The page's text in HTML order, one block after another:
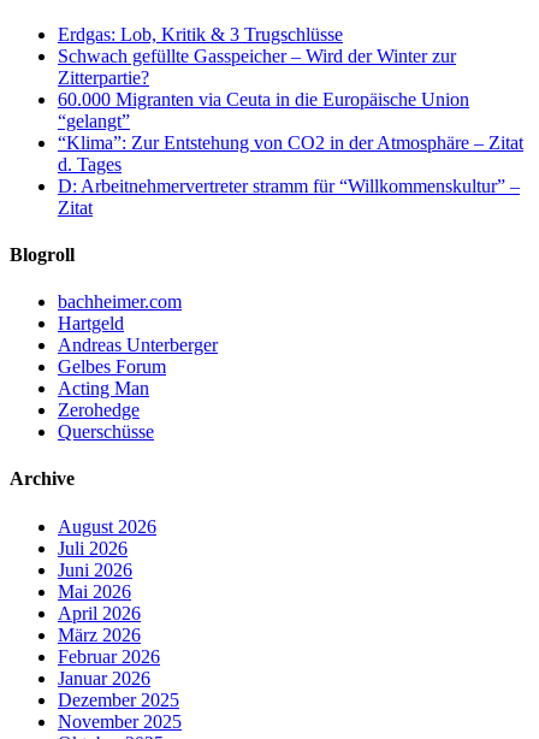
Erdgas: Lob, Kritik & 3 Trugschlüsse
Schwach gefüllte Gasspeicher – Wird der Winter zur
Zitterpartie?
60.000 Migranten via Ceuta in die Europäische Union
“gelangt”
“Klima”: Zur Entstehung von CO2 in der Atmosphäre – Zitat
d. Tages
D: Arbeitnehmervertreter stramm für “Willkommenskultur” –
Zitat
Blogroll
bachheimer.com
Hartgeld
Andreas Unterberger
Gelbes Forum
Acting Man
Zerohedge
Querschüsse
Archive
August 2026
Juli 2026
Juni 2026
Mai 2026
April 2026
März 2026
Februar 2026
Januar 2026
Dezember 2025
November 2025